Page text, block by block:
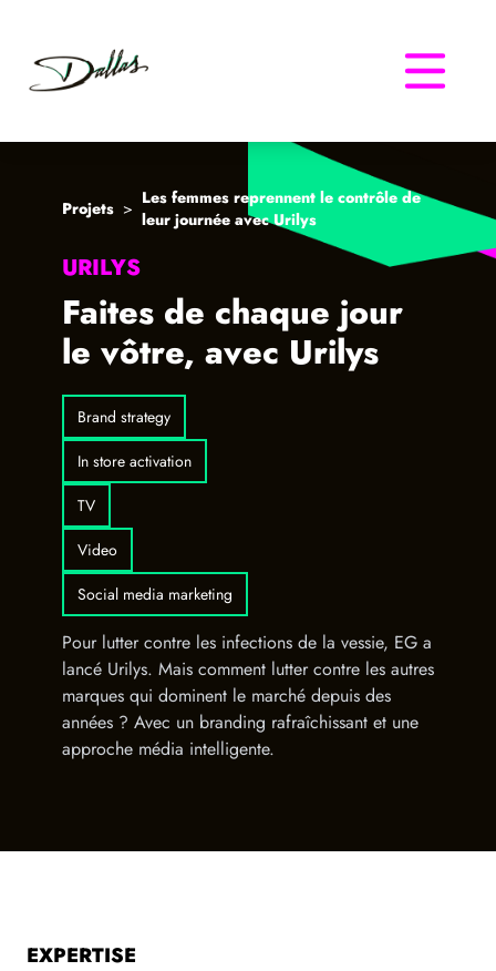
Projets > Les femmes reprennent le contrôle de
leur journée avec Urilys
URILYS
Faites de chaque jour
le vôtre, avec Urilys
Brand strategy
In store activation
TV
Video
Social media marketing
Pour lutter contre les infections de la vessie, EG a
lancé Urilys. Mais comment lutter contre les autres
marques qui dominent le marché depuis des
années ? Avec un branding rafraîchissant et une
approche média intelligente.
EXPERTISE